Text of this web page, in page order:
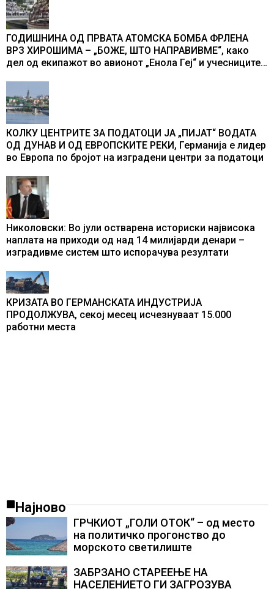
ГОДИШНИНА ОД ПРВАТА АТОМСКА БОМБА ФРЛЕНА
ВРЗ ХИРОШИМА – „БОЖЕ, ШТО НАПРАВИВМЕ“, како
дел од екипажот во авионот „Енола Геј“ и учесниците
промени текот на историјата
КОЛКУ ЦЕНТРИТЕ ЗА ПОДАТОЦИ ЈА „ПИЈАТ“ ВОДАТА
ОД ДУНАВ И ОД ЕВРОПСКИТЕ РЕКИ, Германија е лидер
во Европа по бројот на изградени центри за податоци
Николовски: Во јули остварена историски највисока
наплата на приходи од над 14 милијарди денари –
изградивме систем што испорачува резултати
КРИЗАТА ВО ГЕРМАНСКАТА ИНДУСТРИЈА
ПРОДОЛЖУВА, секој месец исчезнуваат 15.000
работни места
Најново
ГРЧКИОТ „ГОЛИ ОТОК“ – од место
на политичко прогонство до
морското светилиште
ЗАБРЗАНО СТАРЕЕЊЕ НА
НАСЕЛЕНИЕТО ГИ ЗАГРОЗУВА